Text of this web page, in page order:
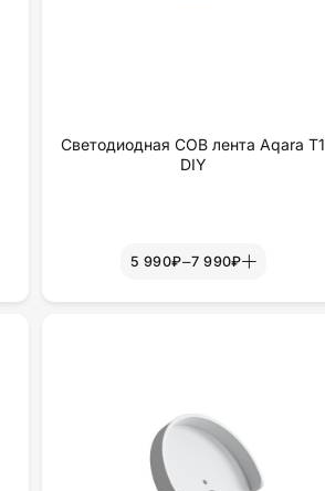
Светодиодная COB лента Aqara T1
DIY
5 990₽–7 990₽